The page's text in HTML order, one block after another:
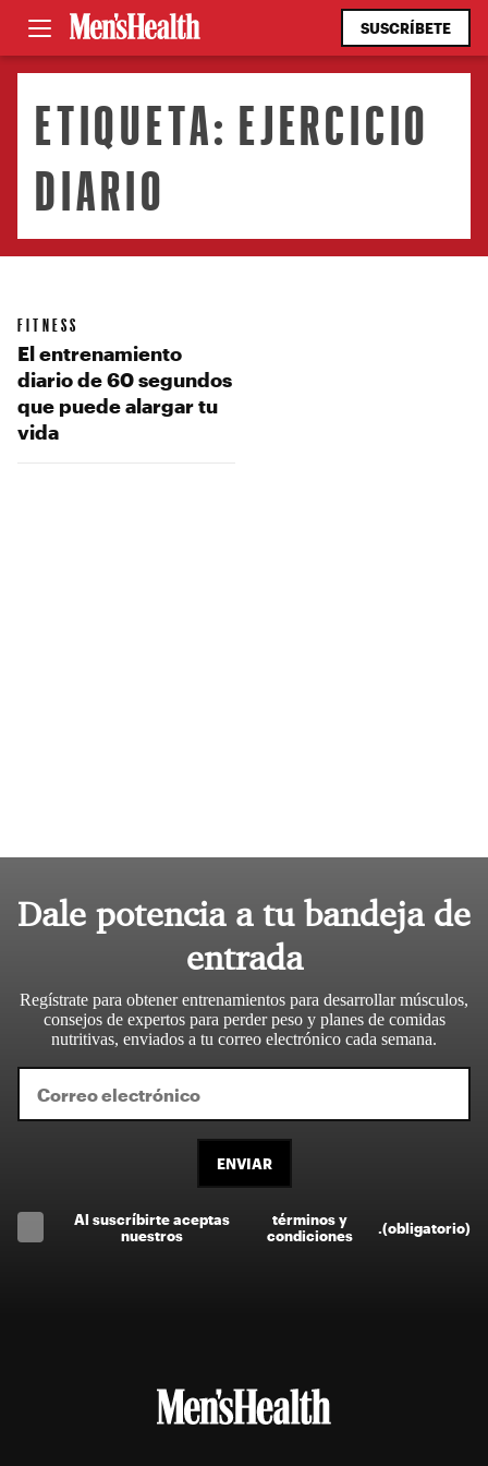
SUSCRÍBETE
ETIQUETA: EJERCICIO
DIARIO
FITNESS
El entrenamiento
diario de 60 segundos
que puede alargar tu
vida
Dale potencia a tu bandeja de
entrada
Regístrate para obtener entrenamientos para desarrollar músculos,
consejos de expertos para perder peso y planes de comidas
nutritivas, enviados a tu correo electrónico cada semana.
ENVIAR
Al suscríbirte aceptas
nuestros
términos y
condiciones
(obligatorio)